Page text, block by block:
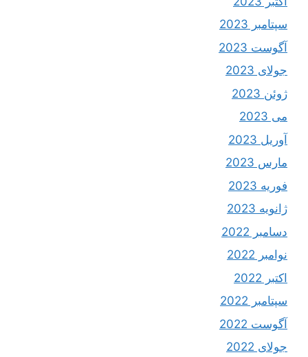
سپتامبر 2023
آگوست 2023
جولای 2023
ژوئن 2023
می 2023
آوریل 2023
مارس 2023
فوریه 2023
ژانویه 2023
دسامبر 2022
نوامبر 2022
اکتبر 2022
سپتامبر 2022
آگوست 2022
جولای 2022